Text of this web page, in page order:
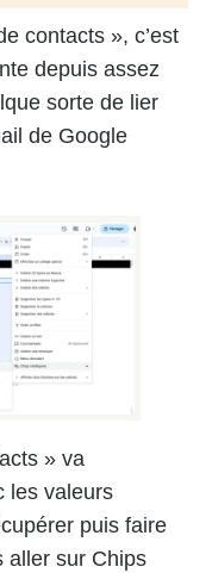
contacts », c’est
depuis assez
sorte de lier
de Google
» va
les valeurs
puis faire
aller sur Chips